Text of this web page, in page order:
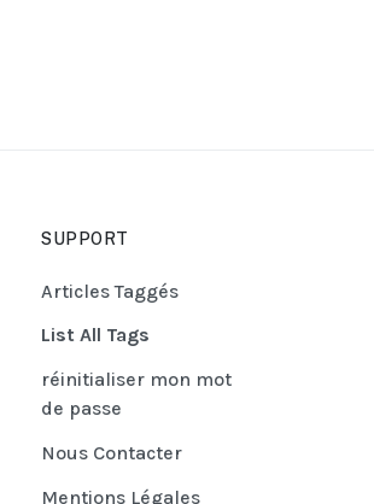
SUPPORT
Articles Taggés
List All Tags
réinitialiser mon mot
de passe
Nous Contacter
Mentions Légales